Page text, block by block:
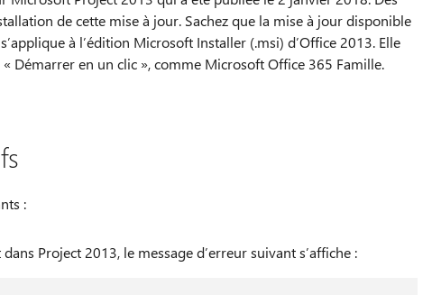
de cette mise à jour. Sachez que la mise à jour disponible
à l’édition Microsoft Installer (.msi) d’Office 2013. Elle
Démarrer en un clic », comme Microsoft Office 365 Famille.
:
Project 2013, le message d’erreur suivant s’affiche :